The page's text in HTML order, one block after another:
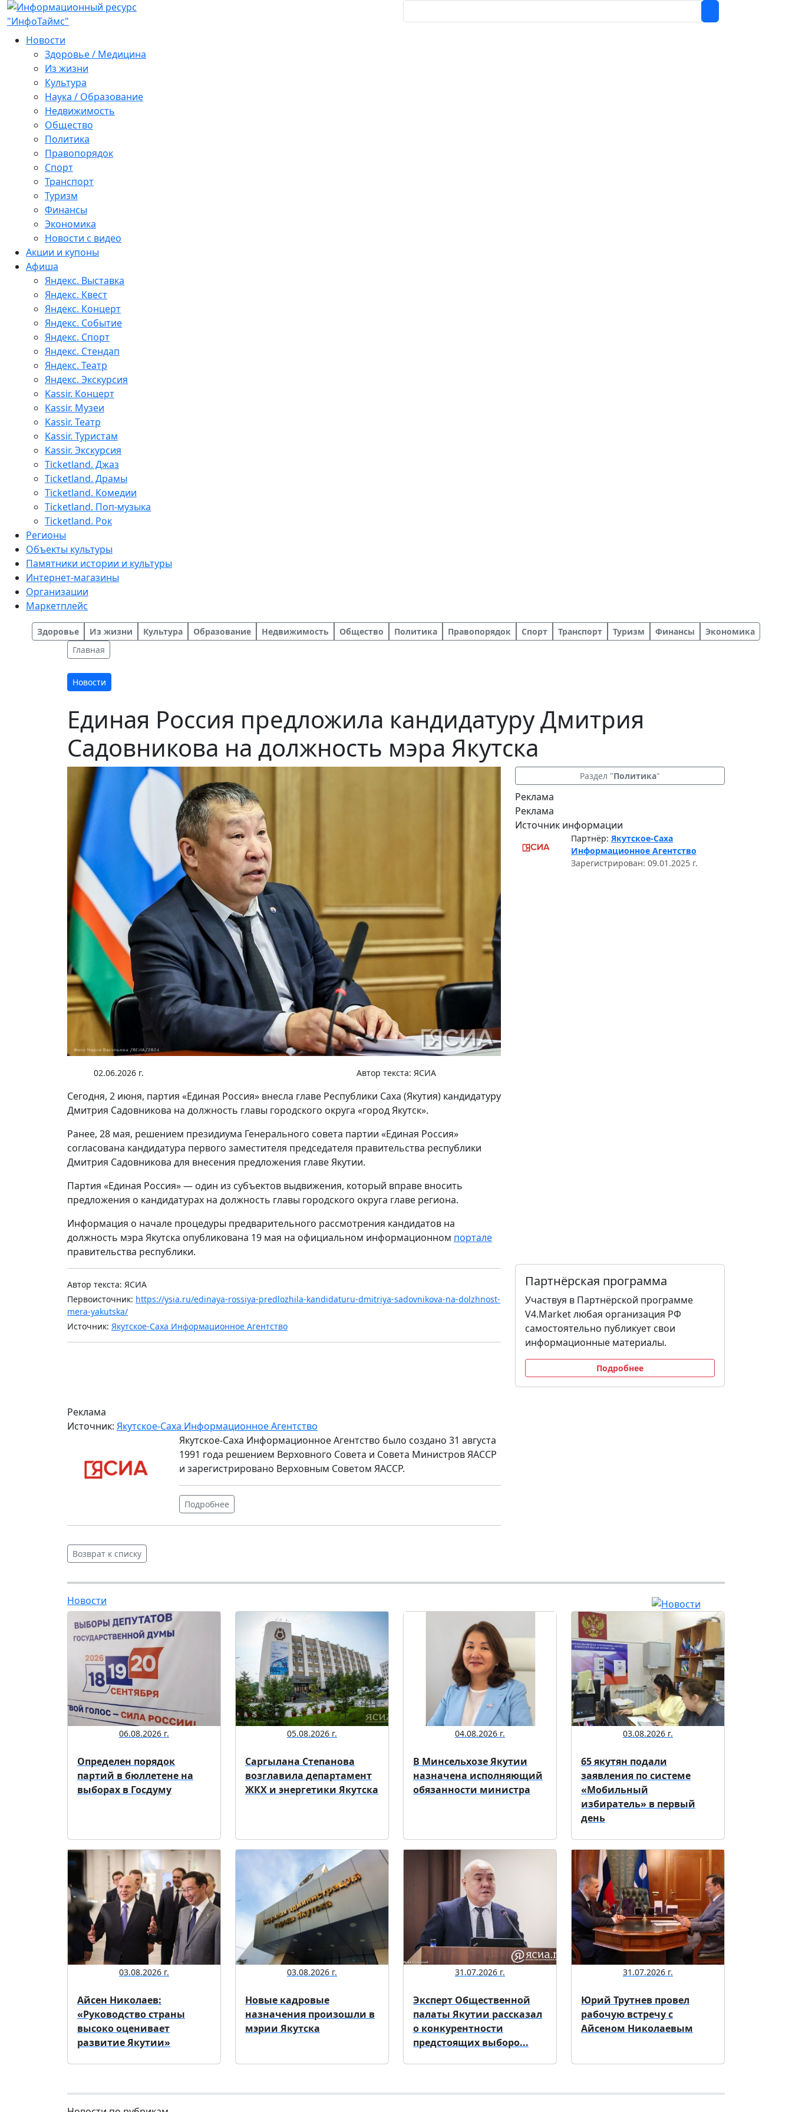
Новости
Здоровье / Медицина
Из жизни
Культура
Наука / Образование
Недвижимость
Общество
Политика
Правопорядок
Спорт
Транспорт
Туризм
Финансы
Экономика
Новости с видео
Акции и купоны
Афиша
Яндекс. Выставка
Яндекс. Квест
Яндекс. Концерт
Яндекс. Событие
Яндекс. Спорт
Яндекс. Стендап
Яндекс. Театр
Яндекс. Экскурсия
Kassir. Концерт
Kassir. Музеи
Kassir. Театр
Kassir. Туристам
Kassir. Экскурсия
Ticketland. Джаз
Ticketland. Драмы
Ticketland. Комедии
Ticketland. Поп-музыка
Ticketland. Рок
Регионы
Объекты культуры
Памятники истории и культуры
Интернет-магазины
Организации
Маркетплейс
Здоровье Из жизни Культура Образование Недвижимость Общество Политика Правопорядок Спорт Транспорт Туризм Финансы
Экономика
Главная
Новости
Единая Россия предложила кандидатуру Дмитрия
Садовникова на должность мэра Якутска
02.06.2026 г. Автор текста: ЯСИА
Сегодня, 2 июня, партия «Единая Россия» внесла главе Республики Саха (Якутия) кандидатуру
Дмитрия Садовникова на должность главы городского округа «город Якутск».
Ранее, 28 мая, решением президиума Генерального совета партии «Единая Россия»
согласована кандидатура первого заместителя председателя правительства республики
Дмитрия Садовникова для внесения предложения главе Якутии.
Партия «Единая Россия» — один из субъектов выдвижения, который вправе вносить
предложения о кандидатурах на должность главы городского округа главе региона.
Информация о начале процедуры предварительного рассмотрения кандидатов на
должность мэра Якутска опубликована 19 мая на официальном информационном портале
правительства республики.
Автор текста: ЯСИА
Первоисточник: https://ysia.ru/edinaya-rossiya-predlozhila-kandidaturu-dmitriya-sadovnikova-na-dolzhnost-
mera-yakutska/
Источник: Якутское-Саха Информационное Агентство
Реклама
Источник: Якутское-Саха Информационное Агентство
Якутское-Саха Информационное Агентство было создано 31 августа
1991 года решением Верховного Совета и Совета Министров ЯАССР
и зарегистрировано Верховным Советом ЯАССР.
Подробнее
Раздел "Политика"
Реклама
Реклама
Источник информации
Партнёр: Якутское-Саха
Информационное Агентство
Зарегистрирован: 09.01.2025 г.
Партнёрская программа
Участвуя в Партнёрской программе
V4.Market любая организация РФ
самостоятельно публикует свои
информационные материалы.
Подробнее
Возврат к списку
Новости
06.08.2026 г.
Определен порядок
партий в бюллетене на
выборах в Госдуму
05.08.2026 г.
Саргылана Степанова
возглавила департамент
ЖКХ и энергетики Якутска
04.08.2026 г.
В Минсельхозе Якутии
назначена исполняющий
обязанности министра
03.08.2026 г.
65 якутян подали
заявления по системе
«Мобильный
избиратель» в первый
день
03.08.2026 г.
Айсен Николаев:
«Руководство страны
высоко оценивает
развитие Якутии»
03.08.2026 г.
Новые кадровые
назначения произошли в
мэрии Якутска
31.07.2026 г.
Эксперт Общественной
палаты Якутии рассказал
о конкурентности
предстоящих выборо...
31.07.2026 г.
Юрий Трутнев провел
рабочую встречу с
Айсеном Николаевым